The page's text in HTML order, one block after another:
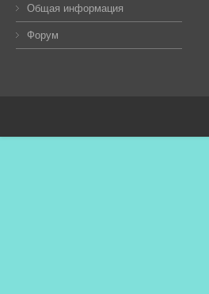
Общая информация
Форум